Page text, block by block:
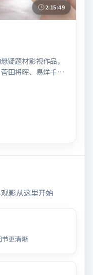
2:15:49
疑题材影视作品，
田将晖、易烊千玺
线首映。影片围
事，镜头语言克制
光完整；配乐与场
留有可供解读的细
物关系的观众观看
影从这里开始
节更清晰